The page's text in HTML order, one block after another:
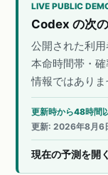
LIVE PUBLIC
Codex の次
公開された利用
本命時間帯・
情報ではありま
更新時から48時間
更新:2026年8月6
現在の予測を開く